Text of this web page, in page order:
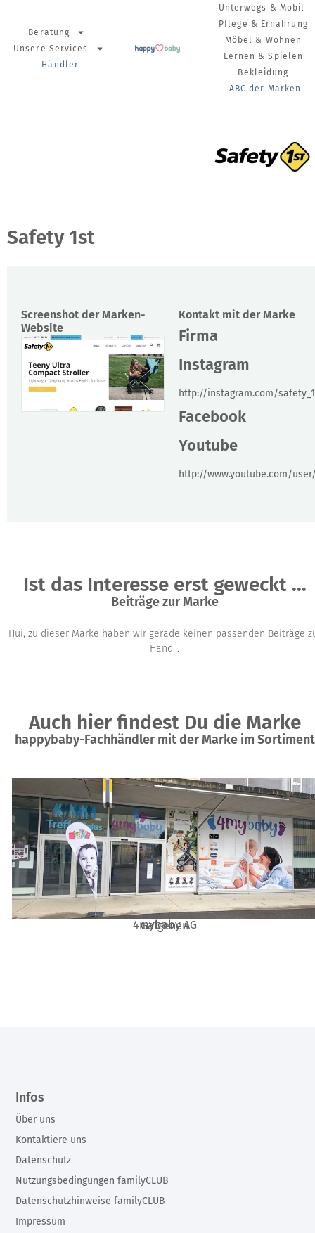
Beratung
Unsere Services
Händler
Unterwegs & Mobil
Pflege & Ernährung
Möbel & Wohnen
Lernen & Spielen
Bekleidung
ABC der Marken
Safety 1st
Screenshot der Marken-
Website
Kontakt mit der Marke
Firma
Instagram
http://instagram.com/
Facebook
Youtube
http://www.youtube.com/
Ist das Interesse erst geweckt ...
Beiträge zur Marke
Hui, zu dieser Marke haben wir gerade keinen passenden Beiträge
Hand...
Auch hier findest Du die Marke
happybaby-Fachhändler mit der Marke im Sortiment
Galgenen
4mybaby AG
Infos
Über uns
Kontaktiere uns
Datenschutz
Nutzungsbedingungen familyCLUB
Datenschutzhinweise familyCLUB
Impressum